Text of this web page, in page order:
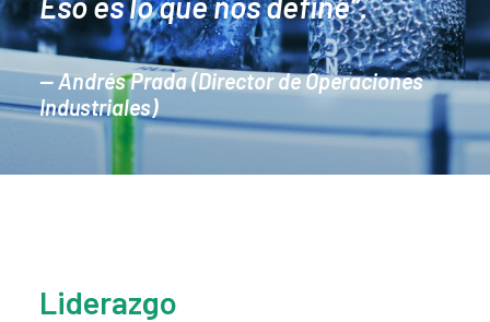
— Andrés Prada (Director de Operaciones
Industriales)
Liderazgo